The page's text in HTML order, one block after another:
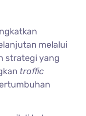
melalui
strategi yang
traffic